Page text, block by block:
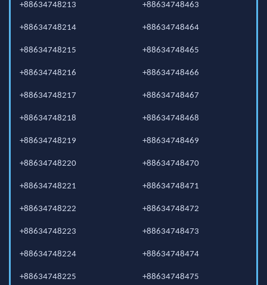
+88634748213
+88634748214
+88634748215
+88634748216
+88634748217
+88634748218
+88634748219
+88634748220
+88634748221
+88634748222
+88634748223
+88634748224
+88634748225
+88634748463
+88634748464
+88634748465
+88634748466
+88634748467
+88634748468
+88634748469
+88634748470
+88634748471
+88634748472
+88634748473
+88634748474
+88634748475